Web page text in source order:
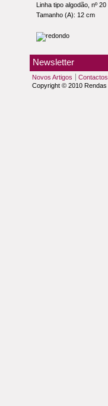
Linha tipo algodão, nº 20
Tamanho (A): 12 cm
Newsletter
Novos Artigos Contactos
Copyright © 2010